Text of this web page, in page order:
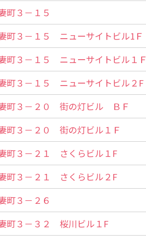
町３－１５
町３－１５ ニューサイトビル1Ｆ
町３－１５ ニューサイトビル１Ｆ
町３－１５ ニューサイトビル２F
町３－２０ 街の灯ビル ＢＦ
町３－２０ 街の灯ビル１Ｆ
町３－２１ さくらビル１F
町３－２１ さくらビル２F
町３－２６
町３－３２ 桜川ビル１F